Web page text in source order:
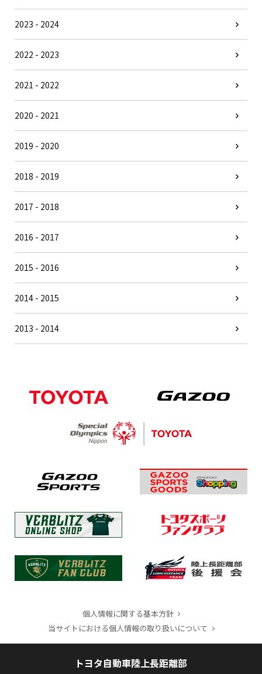
2023 - 2024
2022 - 2023
2021 - 2022
2020 - 2021
2019 - 2020
2018 - 2019
2017 - 2018
2016 - 2017
2015 - 2016
2014 - 2015
2013 - 2014
個人情報に関する基本方針
当サイトにおける個人情報の取り扱いについて
トヨタ自動車陸上長距離部